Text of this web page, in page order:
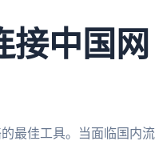
接中国网
最佳工具。当面临国内流